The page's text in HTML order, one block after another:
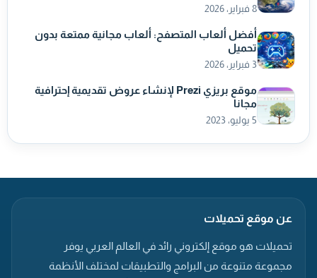
8 فبراير، 2026
أفضل ألعاب المتصفح: ألعاب مجانية ممتعة بدون
تحميل
3 فبراير، 2026
موقع بريزي Prezi لإنشاء عروض تقديمية إحترافية
مجانا
5 يوليو، 2023
عن موقع تحميلات
تحميلات هو موقع إلكتروني رائد في العالم العربي يوفر
مجموعة متنوعة من البرامج والتطبيقات لمختلف الأنظمة